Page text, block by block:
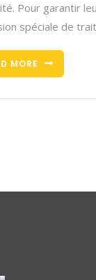
Pour garantir
spéciale de
MORE